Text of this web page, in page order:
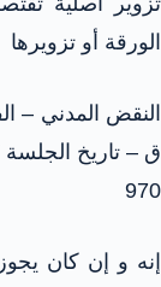
الورقة أو تزويرها
970
إنه و إن كان